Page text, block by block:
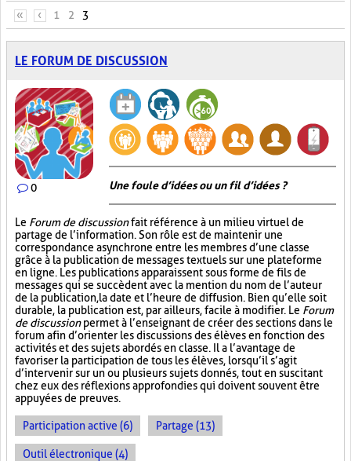
PAGES
« ‹ 1 2 3
LE FORUM DE DISCUSSION
0 Une foule d’idées ou un fil d’idées ?
Le Forum de discussionfait référence à un milieu virtuel de
partage de l’information. Son rôle est de maintenir une
correspondance asynchrone entre les membres d’une classe
grâce à la publication de messages textuels sur une plateforme
en ligne. Les publications apparaissent sous forme de fils de
messages qui se succèdent avec la mention du nom de l’auteur
de la publication, la date et l’heure de diffusion. Bien qu’elle soit
durable, la publication est, par ailleurs, facile à modifier. Le Forum
de discussionpermet à l’enseignant de créer des sections dans le
forum afin d’orienter les discussions des élèves en fonction des
activités et des sujets abordés en classe. Il a l’avantage de
favoriser la participation de tous les élèves, lorsqu’il s’agit
d’intervenir sur un ou plusieurs sujets donnés, tout en suscitant
chez eux des réflexions approfondies qui doivent souvent être
appuyées de preuves.
Participation active (6) Partage (13)
Outil électronique (4)